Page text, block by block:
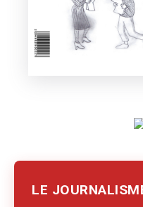
LE